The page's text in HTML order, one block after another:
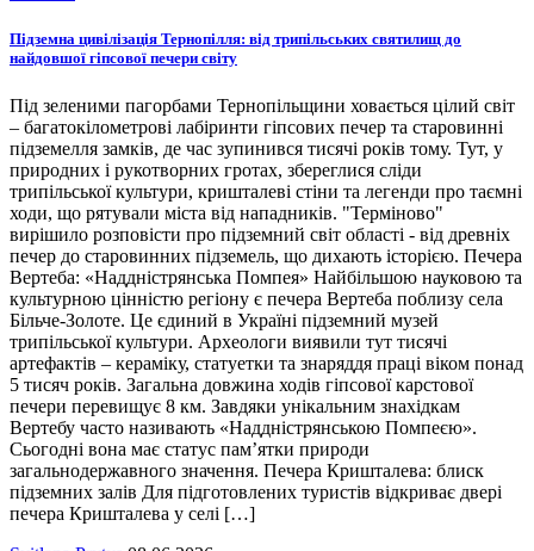
Підземна цивілізація Тернопілля: від трипільських святилищ до
найдовшої гіпсової печери світу
Під зеленими пагорбами Тернопільщини ховається цілий світ
– багатокілометрові лабіринти гіпсових печер та старовинні
підземелля замків, де час зупинився тисячі років тому. Тут, у
природних і рукотворних гротах, збереглися сліди
трипільської культури, кришталеві стіни та легенди про таємні
ходи, що рятували міста від нападників. "Терміново"
вирішило розповісти про підземний світ області - від древніх
печер до старовинних підземель, що дихають історією. Печера
Вертеба: «Наддністрянська Помпея» Найбільшою науковою та
культурною цінністю регіону є печера Вертеба поблизу села
Більче-Золоте. Це єдиний в Україні підземний музей
трипільської культури. Археологи виявили тут тисячі
артефактів – кераміку, статуетки та знаряддя праці віком понад
5 тисяч років. Загальна довжина ходів гіпсової карстової
печери перевищує 8 км. Завдяки унікальним знахідкам
Вертебу часто називають «Наддністрянською Помпеєю».
Сьогодні вона має статус пам’ятки природи
загальнодержавного значення. Печера Кришталева: блиск
підземних залів Для підготовлених туристів відкриває двері
печера Кришталева у селі […]